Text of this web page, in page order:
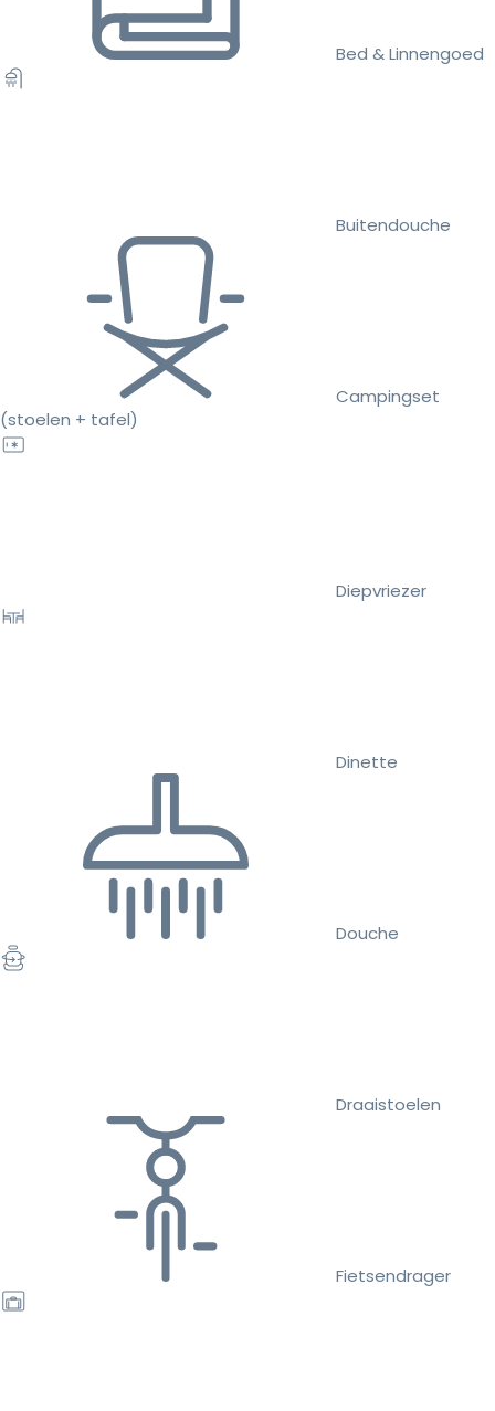
Bed & Linnengoed
Buitendouche
Campingset
(stoelen + tafel)
Diepvriezer
Dinette
Douche
Draaistoelen
Fietsendrager